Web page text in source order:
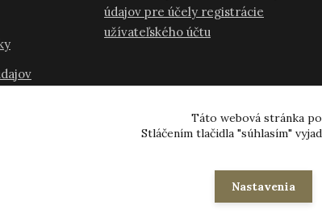
údajov pre účely registrácie
užívateľského účtu
© 2024-2026
Táto webová stránka
Stláčením tlačidla "súhlasím"
Nastavenia